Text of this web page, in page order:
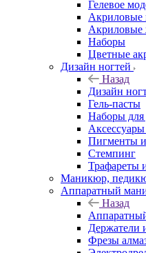
Гелевое
Акриловые
Акриловые
Наборы
Цветные
Дизайн ногтей
Назад
Дизайн
Гель-пасты
Наборы для
Пигменты и
Стемпинг
Трафареты
Маникюр,
Аппаратный
Назад
Держатели
Фрезы